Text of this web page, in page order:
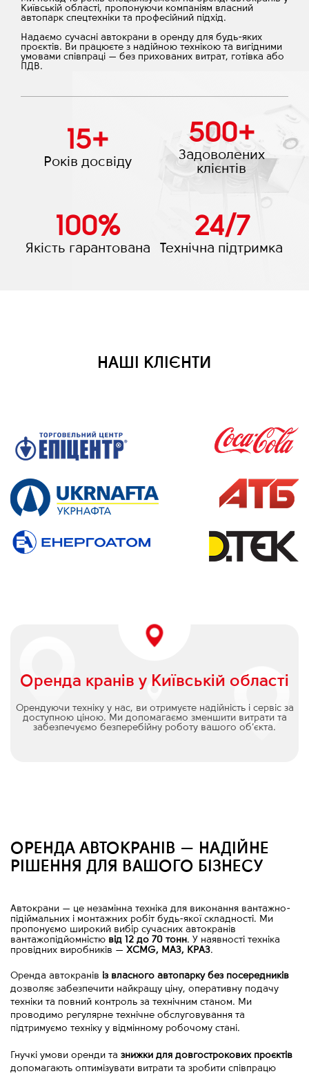
Київській області, пропонуючи компаніям власний
автопарк спецтехніки та професійний підхід.
Надаємо сучасні автокрани в оренду для будь-яких
проєктів. Ви працюєте з надійною технікою та вигідними
умовами співпраці — без прихованих витрат, готівка або
ПДВ.
15+
Років досвіду
500+
Задоволених
клієнтів
100%
Якість гарантована
24/7
Технічна підтримка
НАШІ КЛІЄНТИ
Оренда кранів у Київській області
Орендуючи техніку у нас, ви отримуєте надійність і сервіс за
доступною ціною. Ми допомагаємо зменшити витрати та
забезпечуємо безперебійну роботу вашого об’єкта.
ОРЕНДА АВТОКРАНІВ — НАДІЙНЕ
РІШЕННЯ ДЛЯ ВАШОГО БІЗНЕСУ
Автокрани — це незамінна техніка для виконання вантажно-
підіймальних і монтажних робіт будь-якої складності. Ми
пропонуємо широкий вибір сучасних автокранів
вантажопідйомністю від 12 до 70 тонн. У наявності техніка
провідних виробників — XCMG, МАЗ, КРАЗ.
Оренда автокранів із власного автопарку без посередників
дозволяє забезпечити найкращу ціну, оперативну подачу
техніки та повний контроль за технічним станом. Ми
проводимо регулярне технічне обслуговування та
підтримуємо техніку у відмінному робочому стані.
Гнучкі умови оренди та знижки для довгострокових проєктів
допомагають оптимізувати витрати та зробити співпрацю